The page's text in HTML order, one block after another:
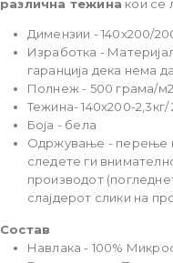
различна тежина кои се
одделно. Поединечните
дебелина,полесниот
летниот период а
пролетниот и есенскиот
со пластичните
зимскиот период.
Димензии - 140x200/
Изработка -
гаранција дека нема
Полнеж - 500 грама/м2
Тежина- 140x200-2,3кг/
Боја - бела
Одржување - перење
следете ги
производот
слајдерот слики на
Состав
Навлака - 100%